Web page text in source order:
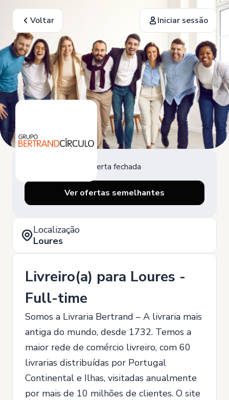
Voltar Iniciar sessão
Oferta fechada
Ver ofertas semelhantes
Localização
Loures
Livreiro(a) para Loures -
Full-time
Somos a Livraria Bertrand – A livraria mais
antiga do mundo, desde 1732. Temos a
maior rede de comércio livreiro, com 60
livrarias distribuídas por Portugal
Continental e Ilhas, visitadas anualmente
por mais de 10 milhões de clientes. O site